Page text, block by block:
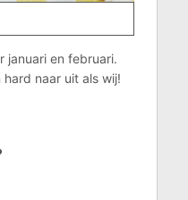
januari en februari.
naar uit als wij!